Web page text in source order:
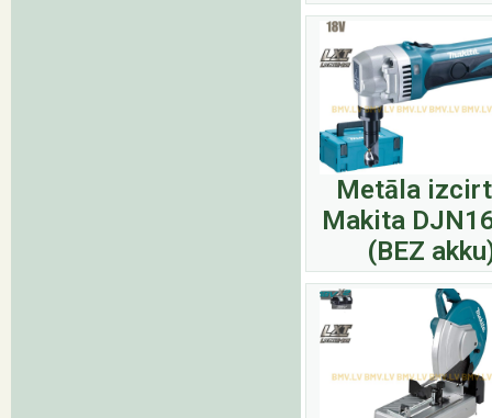
Metāla
Makita
(BEZ